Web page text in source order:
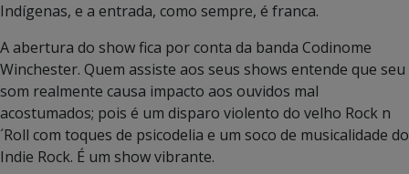
Indígenas, e a entrada, como sempre, é franca.
A abertura do show fica por conta da banda Codinome
Winchester. Quem assiste aos seus shows entende que seu
som realmente causa impacto aos ouvidos mal
acostumados; pois é um disparo violento do velho Rock n
´Roll com toques de psicodelia e um soco de musicalidade do
Indie Rock. É um show vibrante.